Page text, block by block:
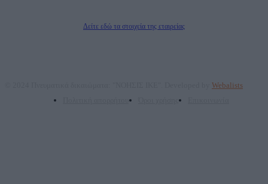
Δείτε εδώ τα στοιχεία της εταιρείας
Webalists